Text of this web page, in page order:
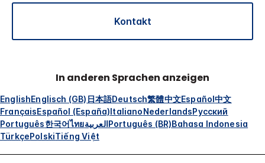
Kontakt
In anderen Sprachen anzeigen
EnglishEnglisch (GB) 日本語Deutsch繁體中文Español中文
FrançaisEspañol (España)ItalianoNederlandsРусский
Português한국어ไทยالعربيةPortuguês (BR)Bahasa Indonesia
TürkçePolskiTiếng Việt